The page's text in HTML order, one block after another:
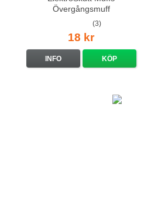
Övergångsmuff
(3)
18 kr
INFO KÖP